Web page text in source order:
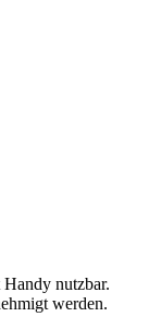
Handy nutzbar.
werden.